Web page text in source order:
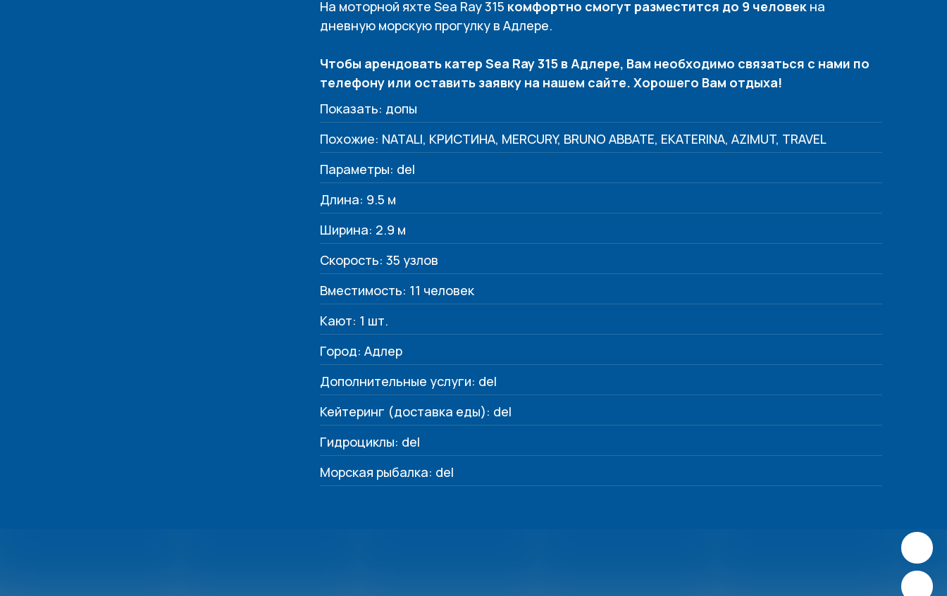
На моторной яхте Sea Ray 315 комфортно смогут разместится до 9 человек на
дневную морскую прогулку в Адлере.
Чтобы арендовать катер Sea Ray 315 в Адлере, Вам необходимо связаться с нами по
телефону или оставить заявку на нашем сайте. Хорошего Вам отдыха!
Показать: допы
Похожие: NATALI, КРИСТИНА, MERCURY, BRUNO ABBATE, EKATERINA, AZIMUT, TRAVEL
Параметры: del
Длина: 9.5 м
Ширина: 2.9 м
Скорость: 35 узлов
Вместимость: 11 человек
Кают: 1 шт.
Город: Адлер
Дополнительные услуги: del
Кейтеринг (доставка еды): del
Гидроциклы: del
Морская рыбалка: del